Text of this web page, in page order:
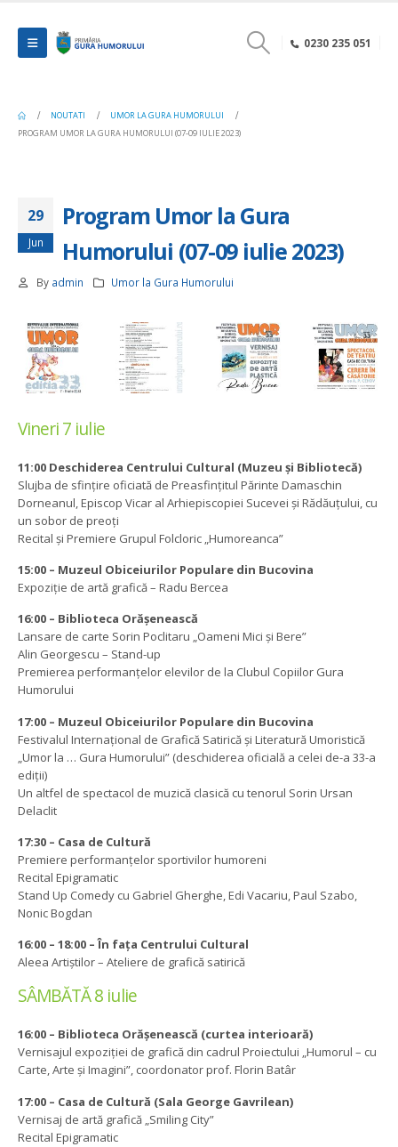
0230 235 051
NOUTATI
UMOR LA GURA HUMORULUI
PROGRAM UMOR LA GURA HUMORULUI (07-09 IULIE 2023)
29
Jun
Program Umor la Gura
Humorului (07-09 iulie 2023)
By admin Umor la Gura Humorului
Vineri 7 iulie
11:00 Deschiderea Centrului Cultural (Muzeu și Bibliotecă)
Slujba de sfințire oficiată de Preasfințitul Părinte Damaschin
Dorneanul, Episcop Vicar al Arhiepiscopiei Sucevei și Rădăuțului, cu
un sobor de preoți
Recital și Premiere Grupul Folcloric „Humoreanca”
15:00 – Muzeul Obiceiurilor Populare din Bucovina
Expoziție de artă grafică – Radu Bercea
16:00 – Biblioteca Orășenească
Lansare de carte Sorin Poclitaru „Oameni Mici și Bere”
Alin Georgescu – Stand-up
Premierea performanțelor elevilor de la Clubul Copiilor Gura
Humorului
17:00 – Muzeul Obiceiurilor Populare din Bucovina
Festivalul Internațional de Grafică Satirică și Literatură Umoristică
„Umor la … Gura Humorului” (deschiderea oficială a celei de-a 33-a
ediții)
Un altfel de spectacol de muzică clasică cu tenorul Sorin Ursan
Delaclit
17:30 – Casa de Cultură
Premiere performanțelor sportivilor humoreni
Recital Epigramatic
Stand Up Comedy cu Gabriel Gherghe, Edi Vacariu, Paul Szabo,
Nonic Bogdan
16:00 – 18:00 – În fața Centrului Cultural
Aleea Artiștilor – Ateliere de grafică satirică
SÂMBĂTĂ 8 iulie
16:00 – Biblioteca Orășenească (curtea interioară)
Vernisajul expoziției de grafică din cadrul Proiectului „Humorul – cu
Carte, Arte și Imagini”, coordonator prof. Florin Batâr
17:00 – Casa de Cultură (Sala George Gavrilean)
Vernisaj de artă grafică „Smiling City”
Recital Epigramatic